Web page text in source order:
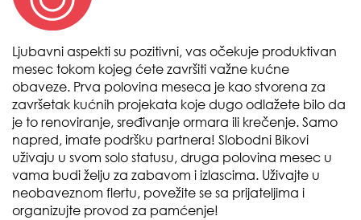
Ljubavni aspekti su pozitivni, vas očekuje produktivan
mesec tokom kojeg ćete završiti važne kućne
obaveze. Prva polovina meseca je kao stvorena za
završetak kućnih projekata koje dugo odlažete bilo da
je to renoviranje, sređivanje ormara ili krečenje. Samo
napred, imate podršku partnera! Slobodni Bikovi
uživaju u svom solo statusu, druga polovina mesec u
vama budi želju za zabavom i izlascima. Uživajte u
neobaveznom flertu, povežite se sa prijateljima i
organizujte provod za pamćenje!